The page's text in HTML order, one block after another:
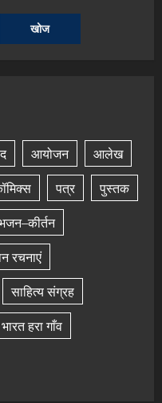
खोज
आयोजन
आलेख
पत्र
पुस्तक
रचनाएं
साहित्य संग्रह
हरा गाँव